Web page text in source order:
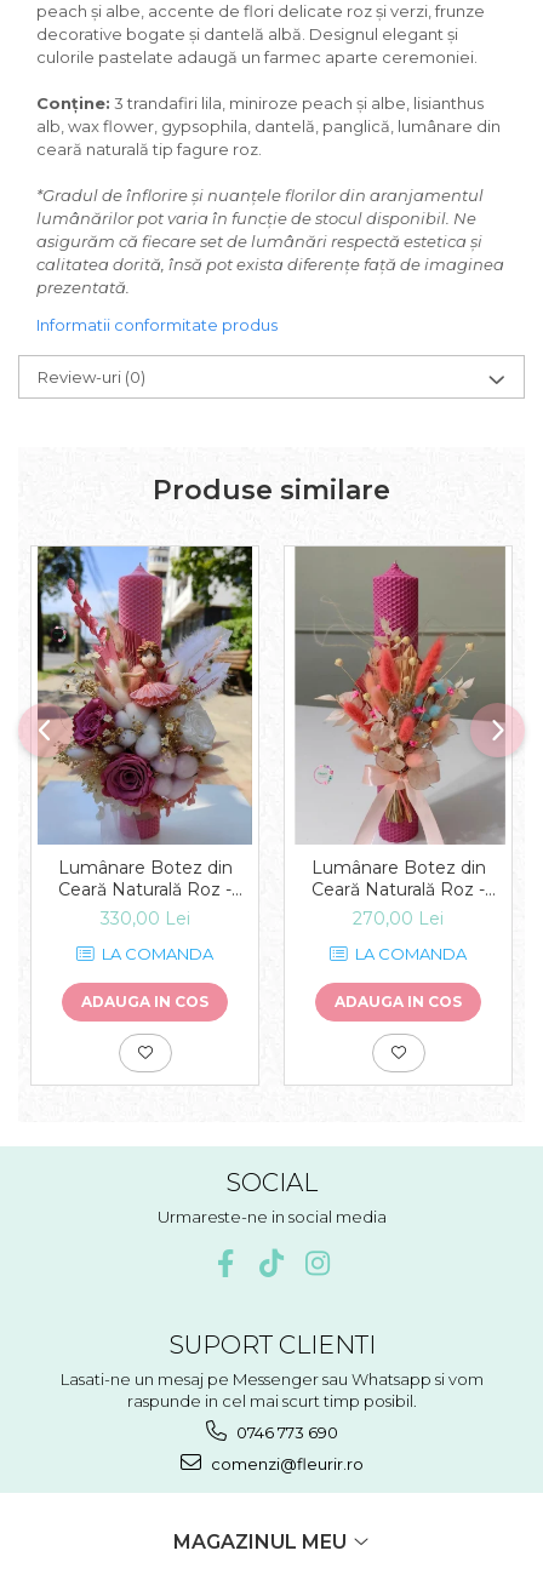
peach și albe, accente de flori delicate roz și verzi, frunze
decorative bogate și dantelă albă. Designul elegant și
culorile pastelate adaugă un farmec aparte ceremoniei.
Conține: 3 trandafiri lila, miniroze peach și albe, lisianthus
alb, wax flower, gypsophila, dantelă, panglică, lumânare din
ceară naturală tip fagure roz.
*Gradul de înflorire și nuanțele florilor din aranjamentul
lumânărilor pot varia în funcție de stocul disponibil. Ne
asigurăm că fiecare set de lumânări respectă estetica și
calitatea dorită, însă pot exista diferențe față de imaginea
prezentată.
Informatii conformitate produs
Review-uri (0)
Produse similare
Lumânare Botez din
Ceară Naturală Roz -
Grația Balerinei
330,00 Lei
LA COMANDA
ADAUGA IN COS
Lumânare Botez din
Ceară Naturală Roz -
Vibrația Culorilor
270,00 Lei
LA COMANDA
ADAUGA IN COS
SOCIAL
Urmareste-ne in social media
SUPORT CLIENTI
Lasati-ne un mesaj pe Messenger sau Whatsapp si vom
raspunde in cel mai scurt timp posibil.
0746 773 690
comenzi@fleurir.ro
MAGAZINUL MEU